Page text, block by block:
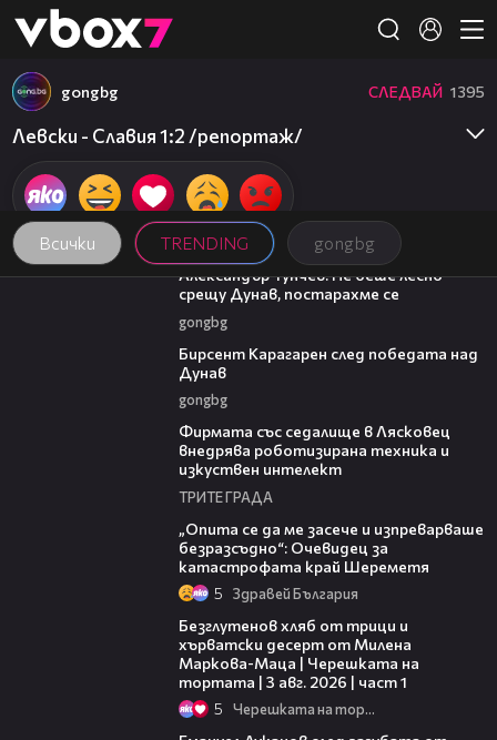
👾
Всички TRENDING gongbg
gongbg СЛЕДВАЙ 1395
Левски - Славия 1:2 /репортаж/
02:50
Александър Тунчев: Не беше лесно
срещу Дунав, постарахме се
gongbg
Бирсент Карагарен след победата над
Дунав
gongbg
Фирмата със седалище в Лясковец
внедрява роботизирана техника и
изкуствен интелект
ТРИТЕ ГРАДА
„Опита се да ме засече и изпреварваше
безразсъдно“: Очевидец за
катастрофата край Шереметя
5 Здравей България
Безглутенов хляб от трици и
хърватски десерт от Милена
Маркова-Маца | Черешката на
тортата | 3 авг. 2026 | част 1
5 Черешката на тортата